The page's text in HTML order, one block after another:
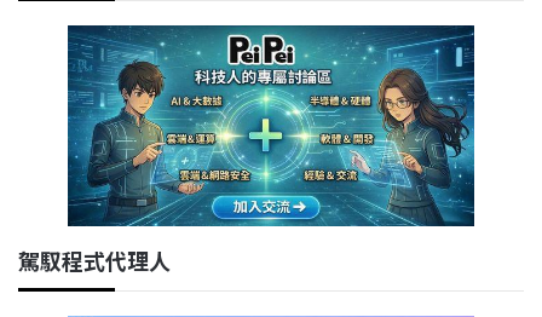
駕馭程式代理人